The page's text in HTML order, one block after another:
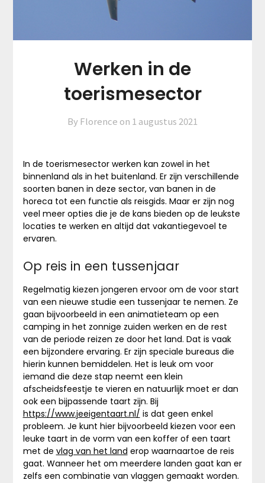
Werken in de
toerismesector
By Florence on 1 augustus 2021
In de toerismesector werken kan zowel in het
binnenland als in het buitenland. Er zijn verschillende
soorten banen in deze sector, van banen in de
horeca tot een functie als reisgids. Maar er zijn nog
veel meer opties die je de kans bieden op de leukste
locaties te werken en altijd dat vakantiegevoel te
ervaren.
Op reis in een tussenjaar
Regelmatig kiezen jongeren ervoor om de voor start
van een nieuwe studie een tussenjaar te nemen. Ze
gaan bijvoorbeeld in een animatieteam op een
camping in het zonnige zuiden werken en de rest
van de periode reizen ze door het land. Dat is vaak
een bijzondere ervaring. Er zijn speciale bureaus die
hierin kunnen bemiddelen. Het is leuk om voor
iemand die deze stap neemt een klein
afscheidsfeestje te vieren en natuurlijk moet er dan
ook een bijpassende taart zijn. Bij
https://www.jeeigentaart.nl/ is dat geen enkel
probleem. Je kunt hier bijvoorbeeld kiezen voor een
leuke taart in de vorm van een koffer of een taart
met de vlag van het land erop waarnaartoe de reis
gaat. Wanneer het om meerdere landen gaat kan er
zelfs een combinatie van vlaggen gemaakt worden.